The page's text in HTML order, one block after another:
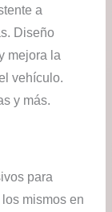
a
Diseño
mejora la
vehículo.
y más.
para
mismos en